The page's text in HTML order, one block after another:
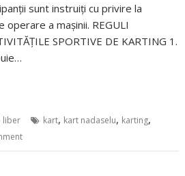
sunt instruiți cu privire la
operare a mașinii. REGULI
SPORTIVE DE KARTING 1.
liber kart, kart nadaselu, karting,